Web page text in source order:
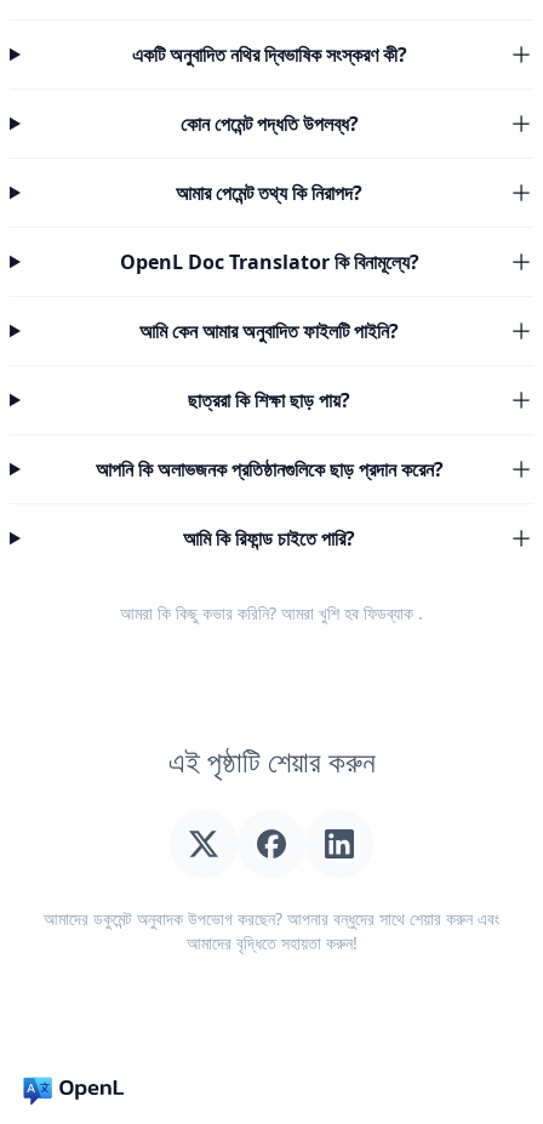
একটি অনুবাদিত নথির দ্বিভাষিক সংস্করণ কী?
কোন পেমেন্ট পদ্ধতি উপলব্ধ?
আমার পেমেন্ট তথ্য কি নিরাপদ?
OpenL Doc Translator কি বিনামূল্যে?
আমি কেন আমার অনুবাদিত ফাইলটি পাইনি?
ছাত্ররা কি শিক্ষা ছাড় পায়?
আপনি কি অলাভজনক প্রতিষ্ঠানগুলিকে ছাড় প্রদান করেন?
আমি কি রিফান্ড চাইতে পারি?
আমরা কি কিছু কভার করিনি? আমরা খুশি হব ফিডব্যাক .
এই পৃষ্ঠাটি শেয়ার করুন
আমাদের ডকুমেন্ট অনুবাদক উপভোগ করছেন? আপনার বন্ধুদের সাথে শেয়ার করুন এবং
আমাদের বৃদ্ধিতে সহায়তা করুন!